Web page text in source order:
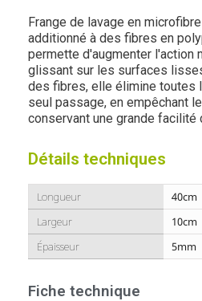
Frange de lavage en
additionné à des fibres en
permette d'augmenter l'action
glissant sur les surfaces
des fibres, elle élimine toutes
seul passage, en empêchant
conservant une grande facilité
Détails techniques
Longueur
40cm
Largeur
10cm
Épaisseur
5mm
Fiche technique